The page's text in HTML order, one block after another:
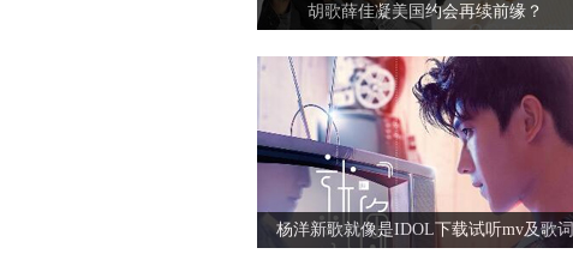
张碧晨对狗仔爆粗口是真是假
极限挑战第三季第九期插曲背景音乐整理